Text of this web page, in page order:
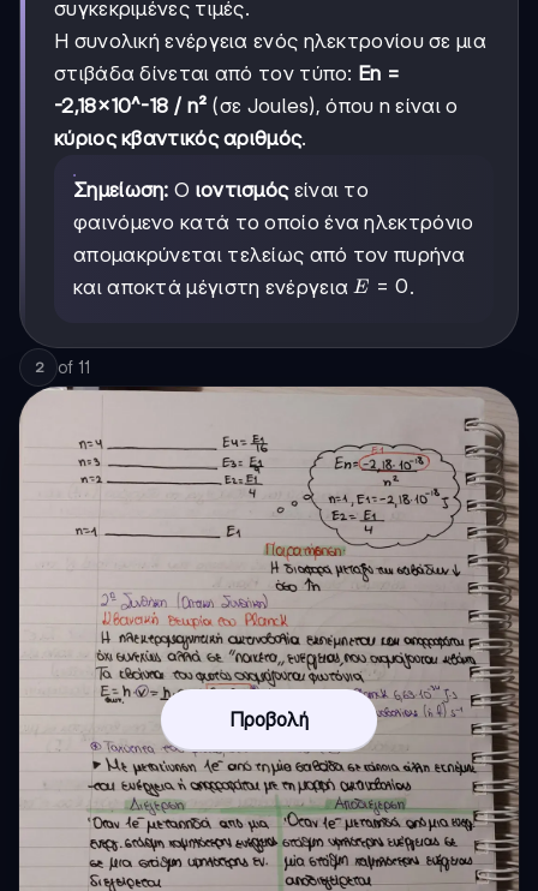
συγκεκριμένες τιμές.
Η συνολική ενέργεια ενός ηλεκτρονίου σε μια
στιβάδα δίνεται από τον τύπο: En =
-2,18×10^-18 / n² (σε Joules), όπου n είναι ο
κύριος κβαντικός αριθμός.
Σημείωση: Ο ιοντισμόςείναι το
φαινόμενο κατά το οποίο ένα ηλεκτρόνιο
απομακρύνεται τελείως από τον πυρήνα
και αποκτά μέγιστη ενέργειαE=0
E = 0.
2 of 11
Προβολή